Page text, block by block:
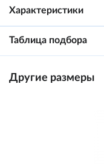
Характеристики
Таблица подбора
Другие размеры